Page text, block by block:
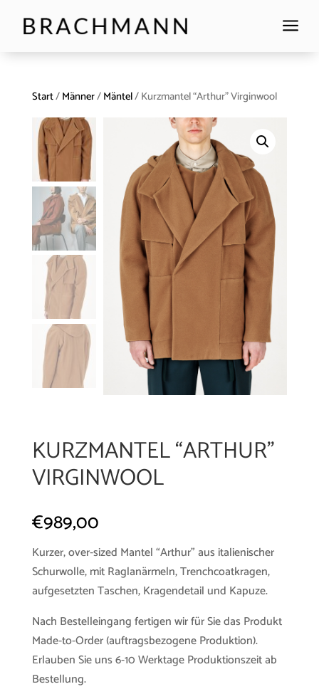
a
Start/Männer/Mäntel/ Kurzmantel “Arthur” Virginwool
KURZMANTEL “ARTHUR”
VIRGINWOOL
€989,00
Kurzer, over-sized Mantel “Arthur” aus italienischer
Schurwolle, mit Raglanärmeln, Trenchcoatkragen,
aufgesetzten Taschen, Kragendetail und Kapuze.
Nach Bestelleingang fertigen wir für Sie das Produkt
Made-to-Order (auftragsbezogene Produktion).
Erlauben Sie uns 6-10 Werktage Produktionszeit ab
Bestellung.